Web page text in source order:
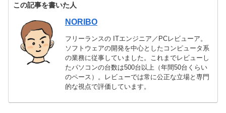
この記事を書いた人
NORIBO
フリーランスの ITエンジニア／PCレビューア。
ソフトウェアの開発を中心としたコンピュータ系
の業務に従事していました。これまでレビューし
たパソコンの台数は500台以上（年間50台くらい
のペース）。レビューでは常に公正な立場と専門
的な視点で評価しています。